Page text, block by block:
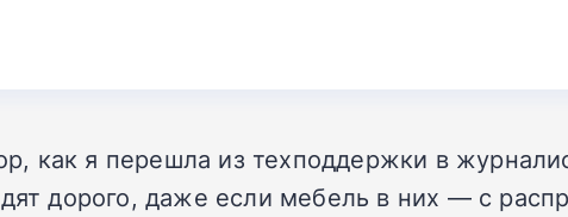
как я перешла из техподдержки в
дорого, даже если мебель в них — с